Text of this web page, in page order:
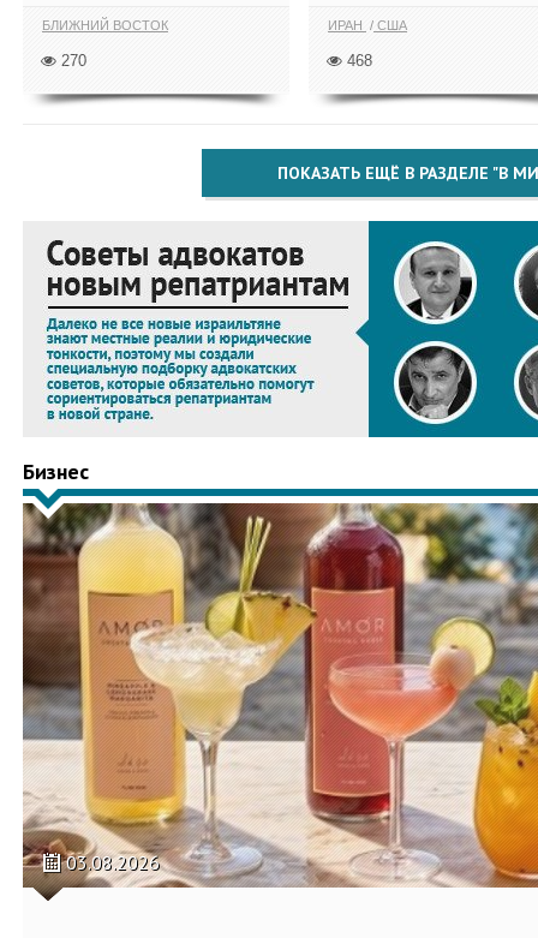
БЛИЖНИЙ ВОСТОК
270
ИРАН США
468
ПОКАЗАТЬ ЕЩЁ В РАЗДЕЛЕ "В
Бизнес
03.08.2026